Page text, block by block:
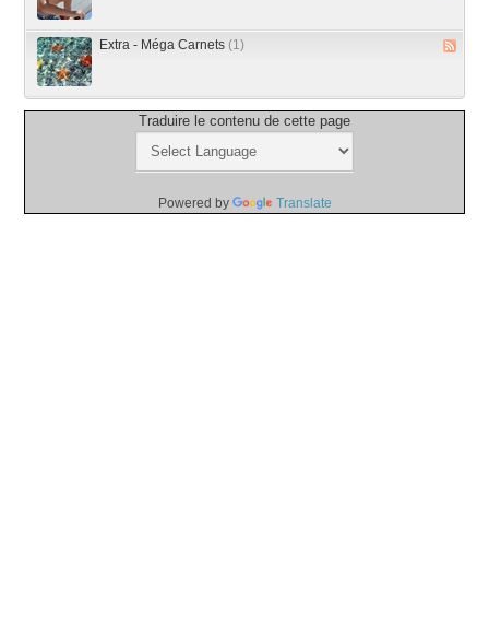
Extra - Méga Carnets (1)
Traduire le contenu de cette page
Powered by Translate